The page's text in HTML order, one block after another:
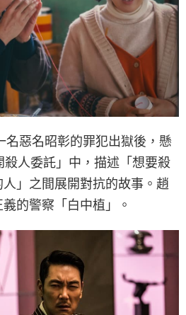
名惡名昭彰的罪犯出獄後，懸
殺人委託」中，描述「想要殺
」之間展開對抗的故事。趙
的警察「白中植」。